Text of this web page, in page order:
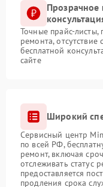
Прозрачное
Точные прайс-листы,
ремонта,
бесплатной
сайте
Широкий
Сервисный центр
по всей РФ,
ремонт, включая
отслеживать статус
предоставляется
продления срока